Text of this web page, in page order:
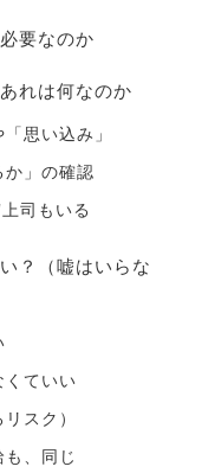
要なのか
れは何なのか
思い込み」
か」の確認
司もいる
？（嘘はいらな
くていい
スク）
、同じ